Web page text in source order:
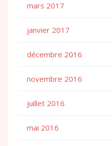
mars 2017
janvier 2017
décembre 2016
novembre 2016
juillet 2016
mai 2016